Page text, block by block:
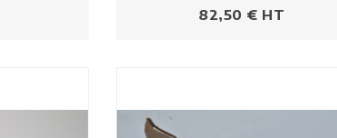
Prezzo
82,50 € HT